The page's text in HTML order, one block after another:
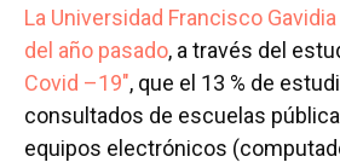
La Universidad Francisco
del año pasado, a través del
Covid –19″, que el 13 % de
consultados de escuelas
equipos electrónicos